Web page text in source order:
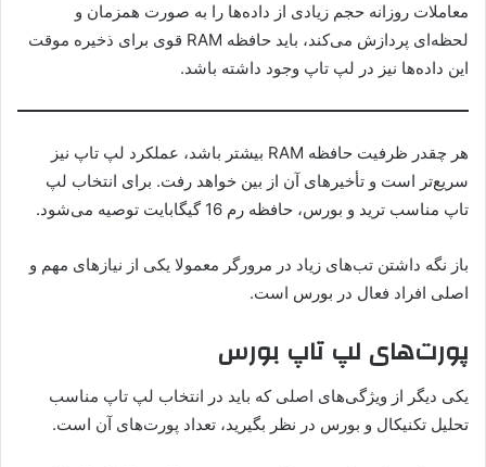
معاملات روزانه حجم زیادی از داده‌ها را به صورت همزمان و
لحظه‌ای پردازش می‌کند، باید حافظه RAM قوی برای ذخیره موقت
این داده‌ها نیز در لپ تاپ وجود داشته باشد.
هر چقدر ظرفیت حافظه RAM بیشتر باشد، عملکرد لپ تاپ نیز
سریع‌تر است و تأخیرهای آن از بین خواهد رفت. برای انتخاب لپ
تاپ مناسب ترید و بورس، حافظه رم 16 گیگابایت توصیه می‌شود.
باز نگه داشتن تب‌های زیاد در مرورگر معمولا یکی از نیازهای مهم و
اصلی افراد فعال در بورس است.
پورت‌های لپ تاپ بورس
یکی دیگر از ویژگی‌های اصلی که باید در انتخاب لپ تاپ مناسب
تحلیل تکنیکال و بورس در نظر بگیرید، تعداد پورت‌های آن است.